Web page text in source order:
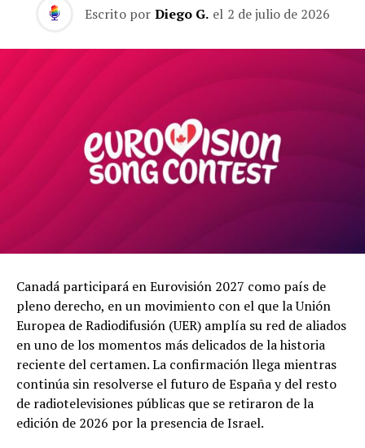
Escrito por Diego G. el 2 de julio de 2026
Canadá participará en Eurovisión 2027 como país de
pleno derecho, en un movimiento con el que la Unión
Europea de Radiodifusión (UER) amplía su red de aliados
en uno de los momentos más delicados de la historia
reciente del certamen. La confirmación llega mientras
continúa sin resolverse el futuro de España y del resto
de radiotelevisiones públicas que se retiraron de la
edición de 2026 por la presencia de Israel.